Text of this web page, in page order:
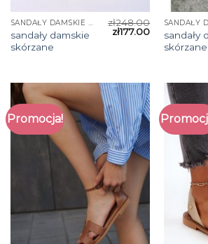
SANDAŁY DAMSKIE SKÓRZANE
sandały damskie
skórzane
zł248.00
zł177.00
sandały
skórzane
Promocja!